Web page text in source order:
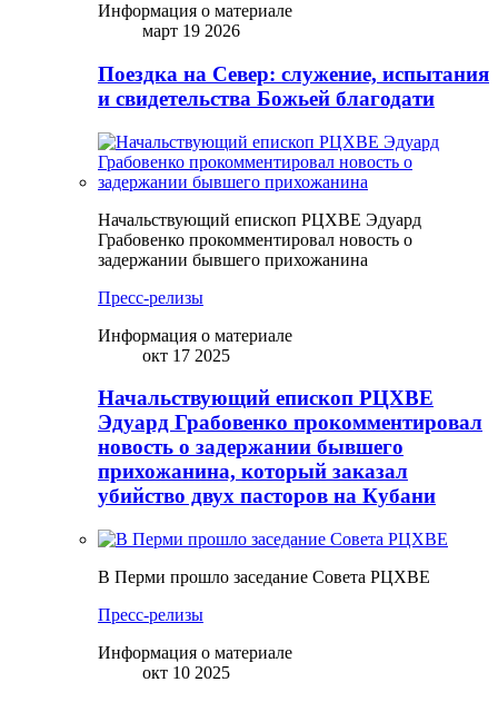
Информация о материале
март 19 2026
Поездка на Север: служение, испытания
и свидетельства Божьей благодати
Начальствующий епископ РЦХВЕ Эдуард
Грабовенко прокомментировал новость о
задержании бывшего прихожанина
Пресс-релизы
Информация о материале
окт 17 2025
Начальствующий епископ РЦХВЕ
Эдуард Грабовенко прокомментировал
новость о задержании бывшего
прихожанина, который заказал
убийство двух пасторов на Кубани
В Перми прошло заседание Совета РЦХВЕ
Пресс-релизы
Информация о материале
окт 10 2025